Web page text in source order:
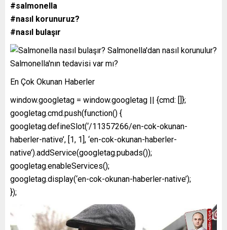
#salmonella
#nasıl korunuruz?
#nasıl bulaşır
En Çok Okunan Haberler
window.googletag = window.googletag || {cmd: []};
googletag.cmd.push(function() {
googletag.defineSlot(‘/11357266/en-cok-okunan-
haberler-native’, [1, 1], ‘en-cok-okunan-haberler-
native’).addService(googletag.pubads());
googletag.enableServices();
googletag.display(‘en-cok-okunan-haberler-native’);
});